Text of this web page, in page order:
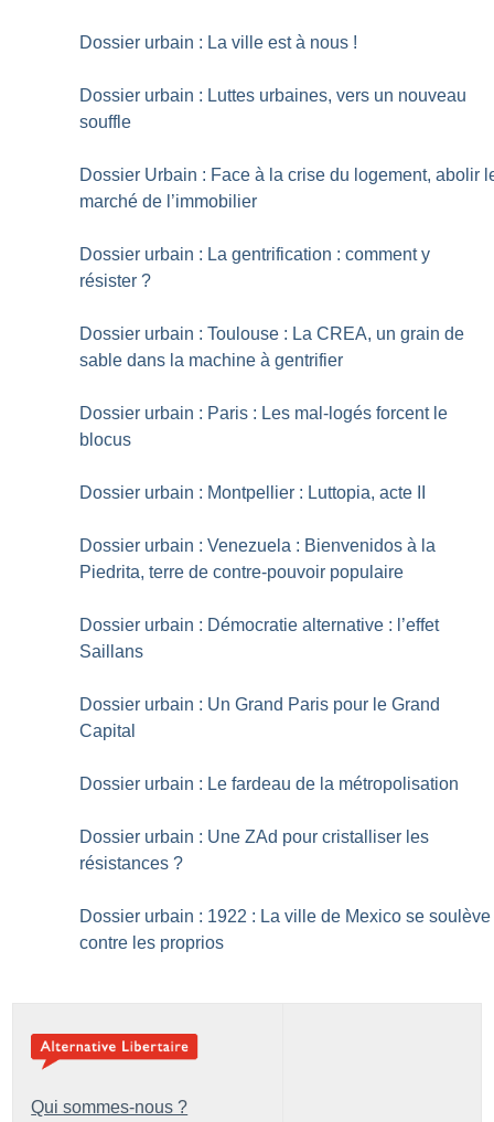
Dossier urbain : La ville est à nous !
Dossier urbain : Luttes urbaines, vers un nouveau
souffle
Dossier Urbain : Face à la crise du logement, abolir
marché de l’immobilier
Dossier urbain : La gentrification : comment y
résister ?
Dossier urbain : Toulouse : La CREA, un grain de
sable dans la machine à gentrifier
Dossier urbain : Paris : Les mal-logés forcent le
blocus
Dossier urbain : Montpellier : Luttopia, acte II
Dossier urbain : Venezuela : Bienvenidos à la
Piedrita, terre de contre-pouvoir populaire
Dossier urbain : Démocratie alternative : l’effet
Saillans
Dossier urbain : Un Grand Paris pour le Grand
Capital
Dossier urbain : Le fardeau de la métropolisation
Dossier urbain : Une ZAd pour cristalliser les
résistances ?
Dossier urbain : 1922 : La ville de Mexico se soulève
contre les proprios
Qui sommes-nous ?